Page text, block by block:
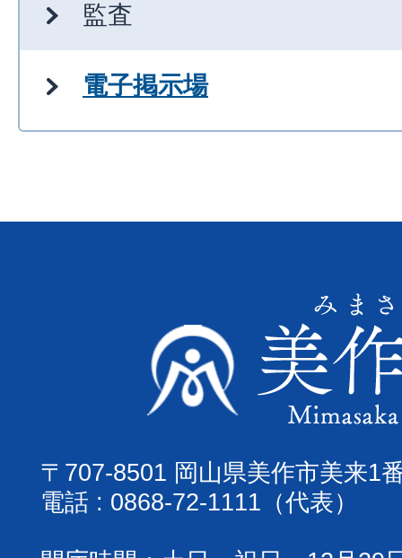
監査
電子掲示場
〒707-8501 岡山県美作市美来1
電話 : 0868-72-1111（代表）